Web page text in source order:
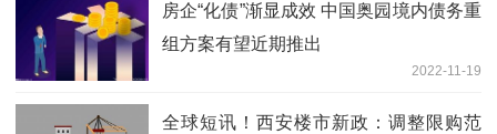
房企“化债”渐显成效 中国奥园境内债务重
组方案有望近期推出
2022-11-19
全球短讯！西安楼市新政：调整限购范